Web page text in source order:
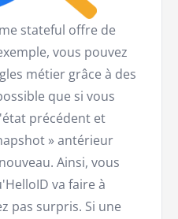
stateful offre de
vous pouvez
métier grâce à des
que si vous
précédent et
» antérieur
Ainsi, vous
va faire à
pas surpris. Si une